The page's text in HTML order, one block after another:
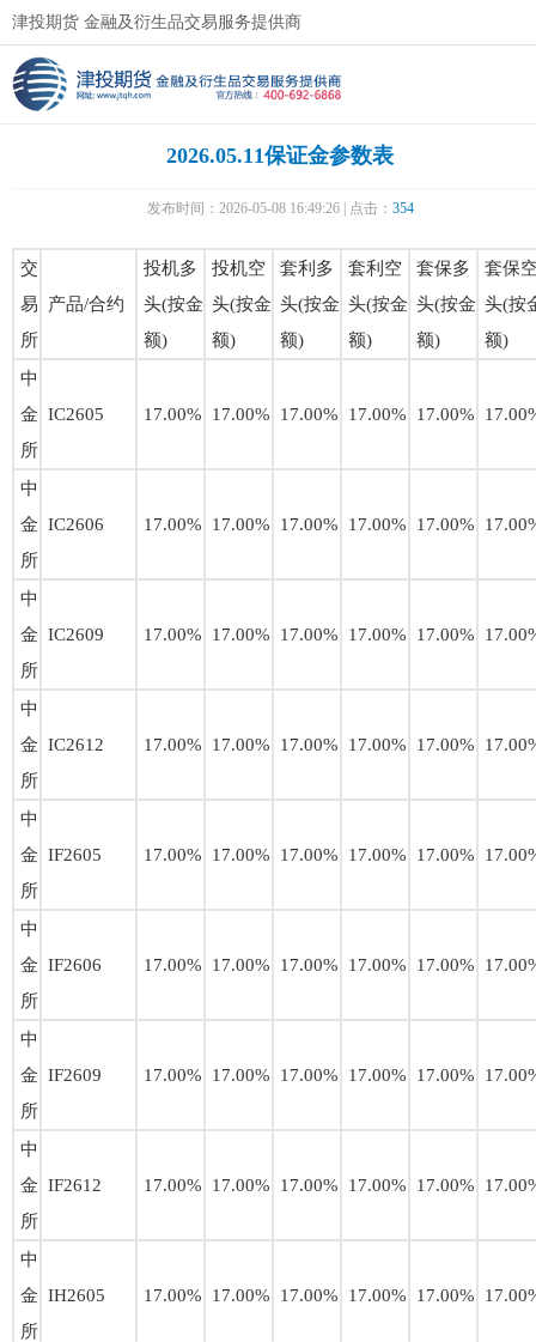
津投期货 金融及衍生品交易服务提供商
2026.05.11保证金参数表
发布时间：2026-05-08 16:49:26 | 点击： 354
交
易
所
产品/合约
投机多
头(按金
额)
投机空
头(按金
额)
套利多
头(按金
额)
套利空
头(按金
额)
套保多
头(按金
额)
套保
头(按
额)
中
金
所
IC2605 17.00% 17.00% 17.00% 17.00% 17.00%
中
金
所
IC2606 17.00% 17.00% 17.00% 17.00% 17.00%
中
金
所
IC2609 17.00% 17.00% 17.00% 17.00% 17.00%
中
金
所
IC2612 17.00% 17.00% 17.00% 17.00% 17.00%
中
金
所
IF2605 17.00% 17.00% 17.00% 17.00% 17.00%
中
金
所
IF2606 17.00% 17.00% 17.00% 17.00% 17.00%
中
金
所
IF2609 17.00% 17.00% 17.00% 17.00% 17.00%
中
金
所
IF2612 17.00% 17.00% 17.00% 17.00% 17.00%
中
金
所
IH2605 17.00% 17.00% 17.00% 17.00% 17.00%